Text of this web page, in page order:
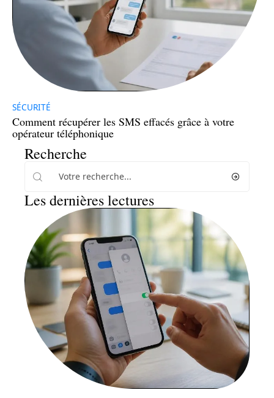
SÉCURITÉ
Comment récupérer les SMS effacés grâce à votre
opérateur téléphonique
Recherche
Les dernières lectures